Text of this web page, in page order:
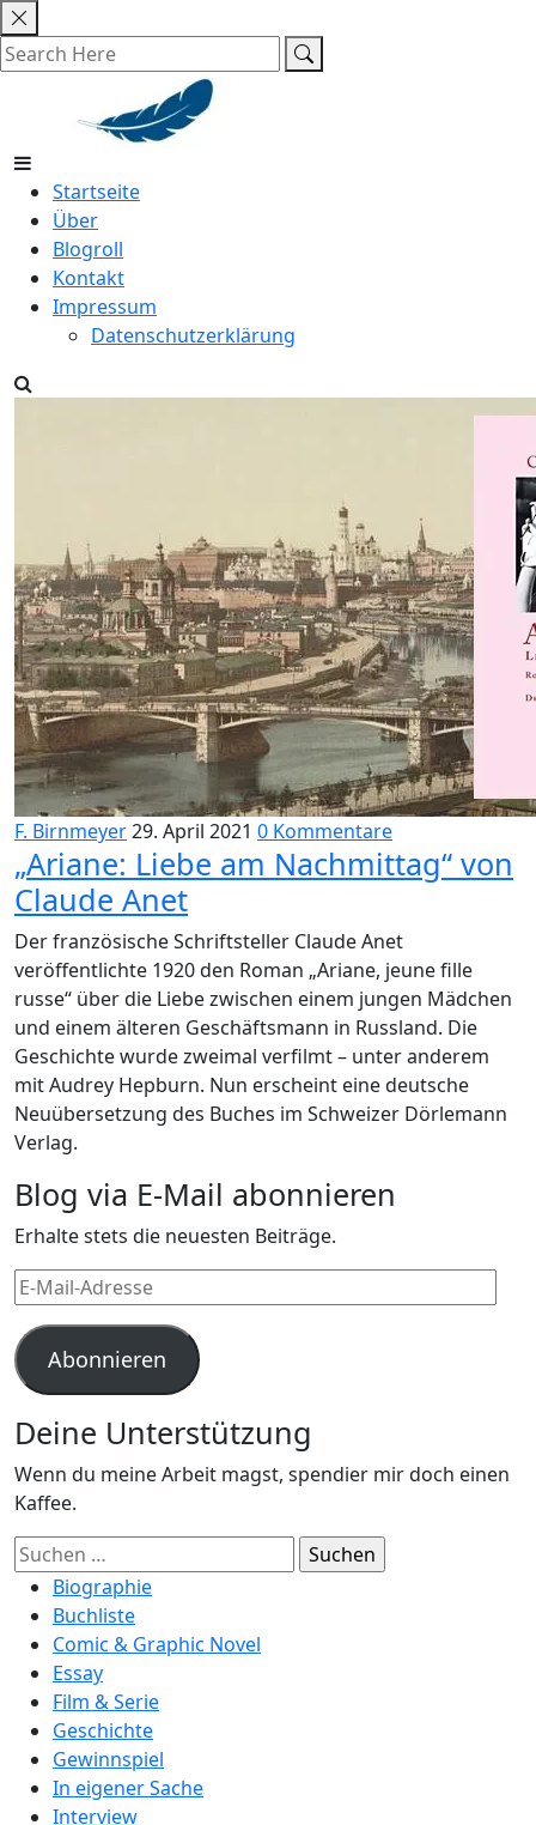
Skip
to
content
Startseite
Über
Blogroll
Kontakt
Impressum
Datenschutzerklärung
F. Birnmeyer29. April 2021 0 Kommentare
„Ariane: Liebe am Nachmittag“ von
Claude Anet
Der französische Schriftsteller Claude Anet
veröffentlichte 1920 den Roman „Ariane, jeune fille
russe“ über die Liebe zwischen einem jungen Mädchen
und einem älteren Geschäftsmann in Russland. Die
Geschichte wurde zweimal verfilmt – unter anderem
mit Audrey Hepburn. Nun erscheint eine deutsche
Neuübersetzung des Buches im Schweizer Dörlemann
Verlag.
Blog via E-Mail abonnieren
Erhalte stets die neuesten Beiträge.
E-
Mail-
Adresse
Abonnieren
Deine Unterstützung
Wenn du meine Arbeit magst, spendier mir doch einen
Kaffee.
Suchen
nach:Biographie
Buchliste
Comic & Graphic Novel
Essay
Film & Serie
Geschichte
Gewinnspiel
In eigener Sache
Interview